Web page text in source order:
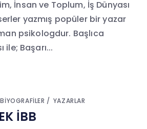
İnsan ve Toplum, İş Dünyası
yazmış popüler bir yazar
psikologdur. Başlıca
ile; Başarı...
YAZARLAR
İBB